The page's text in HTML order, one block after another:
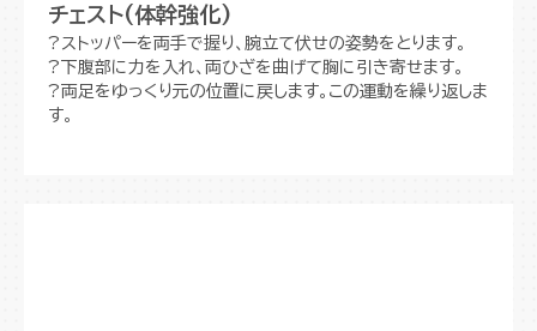
チェスト(体幹強化)
?ストッパーを両手で握り、腕立て伏せの姿勢をとります。
?下腹部に力を入れ、両ひざを曲げて胸に引き寄せます。
?両足をゆっくり元の位置に戻します。この運動を繰り返しま
す。